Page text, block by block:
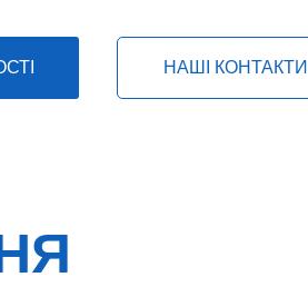
НАШІ КОНТАКТИ